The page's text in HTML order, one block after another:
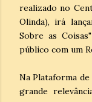
realizado no
Olinda), irá
Sobre as
público com um
Na Plataforma
grande